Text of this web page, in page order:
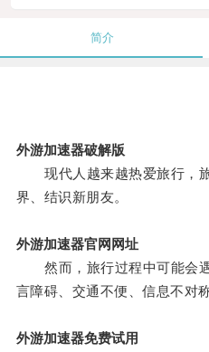
简介
外游加速器破解版
现代人越来越热爱旅行，旅
界、结识新朋友。
外游加速器官网网址
然而，旅行过程中可能会
言障碍、交通不便、信息不对称
外游加速器免费试用